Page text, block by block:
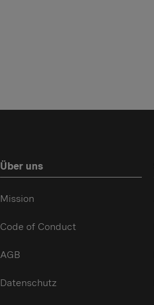
Über uns
Mission
Code of Conduct
AGB
Datenschutz